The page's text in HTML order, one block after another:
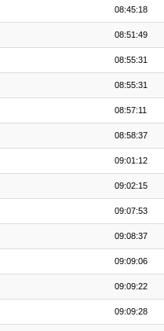
08:45:18
08:51:49
08:55:31
08:55:31
08:57:11
08:58:37
09:01:12
09:02:15
09:07:53
09:08:37
09:09:06
09:09:22
09:09:28